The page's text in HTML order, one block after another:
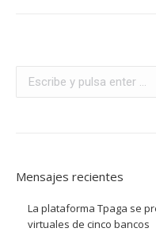
Buscar:
Mensajes recientes
La plataforma Tpaga se
virtuales de cinco bancos